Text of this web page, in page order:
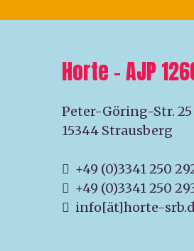
Horte – AJP
Peter-Göring-Str. 25
15344 Strausberg
+49 (0)3341 250
+49 (0)3341 250
info[ät]horte-